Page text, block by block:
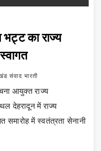
का राज्य
संवाद भारती
आयुक्त राज्य
देहरादून में राज्य
समारोह में स्वतंत्रता सेनानी